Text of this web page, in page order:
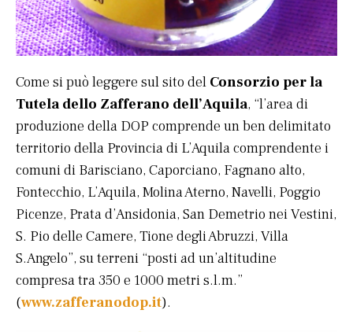
Come si può leggere sul sito del Consorzio per la
Tutela dello Zafferano dell’Aquila, “l’area di
produzione della DOP comprende un ben delimitato
territorio della Provincia di L’Aquila comprendente i
comuni di Barisciano, Caporciano, Fagnano alto,
Fontecchio, L’Aquila, Molina Aterno, Navelli, Poggio
Picenze, Prata d’Ansidonia, San Demetrio nei Vestini,
S. Pio delle Camere, Tione degli Abruzzi, Villa
S.Angelo”, su terreni “posti ad un’altitudine
compresa tra 350 e 1000 metri s.l.m.”
(www.zafferanodop.it).